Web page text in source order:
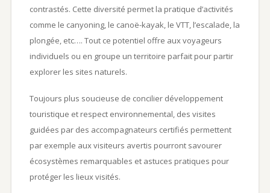
contrastés. Cette diversité permet la pratique d’activités
comme le canyoning, le canoë-kayak, le VTT, l’escalade, la
plongée, etc…. Tout ce potentiel offre aux voyageurs
individuels ou en groupe un territoire parfait pour partir
explorer les sites naturels.
Toujours plus soucieuse de concilier développement
touristique et respect environnemental, des visites
guidées par des accompagnateurs certifiés permettent
par exemple aux visiteurs avertis pourront savourer
écosystèmes remarquables et astuces pratiques pour
protéger les lieux visités.